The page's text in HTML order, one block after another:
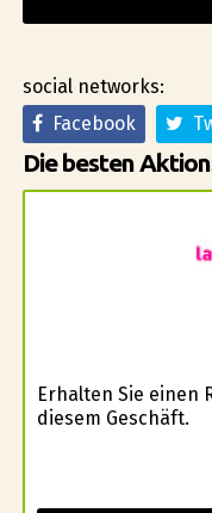
social networks:
Facebook
Die besten
Erhalten Sie einen
diesem Geschäft.